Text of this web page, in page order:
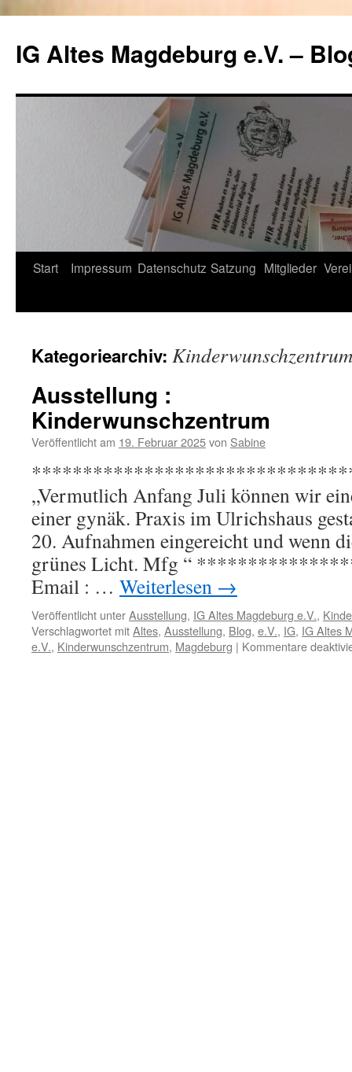
springen
IG Altes Magdeburg e.V. –
Start Impressum Datenschutz Satzung Mitglieder
Kategoriearchiv: Kinderwunschzentrum
Ausstellung :
Kinderwunschzentrum
Veröffentlicht am 19. Februar 2025von Sabine
*********************************
„Vermutlich Anfang Juli können wir
einer gynäk. Praxis im Ulrichshaus
20. Aufnahmen eingereicht und wenn
grünes Licht. Mfg “
Email : … Weiterlesen →
Veröffentlicht unterAusstellung, IG Altes Magdeburg e.V.,
Verschlagwortet mitAltes, Ausstellung, Blog, e.V., IG, IG Altes
e.V., Kinderwunschzentrum, Magdeburg | Kommentare